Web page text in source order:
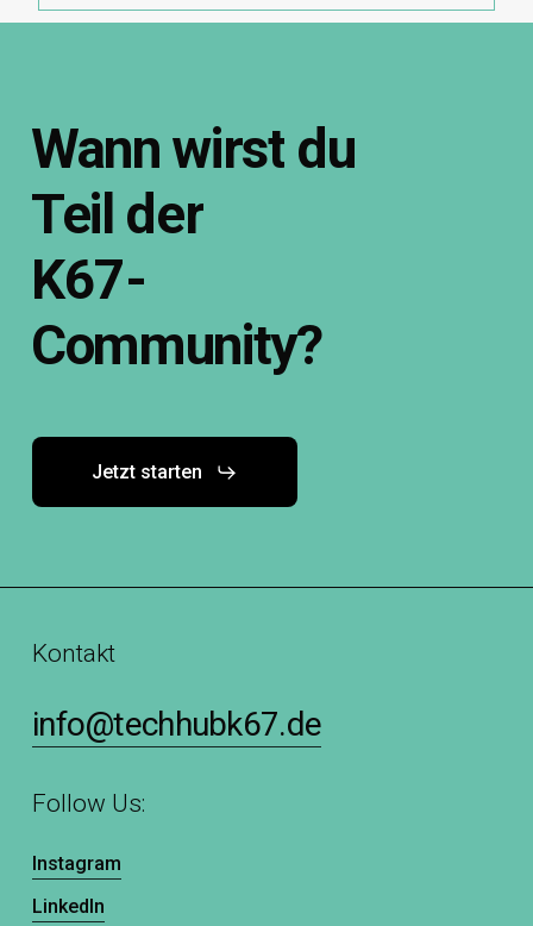
Wann wirst du
Teil der
K67-
Community?
Jetzt starten
Kontakt
info@techhubk67.de
Follow Us:
Instagram
LinkedIn